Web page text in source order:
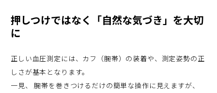
押しつけではなく「自然な気づき」を大切
に
正しい血圧測定には、カフ（腕帯）の装着や、測定姿勢の正
しさが基本となります。
一見、 腕帯を巻きつけるだけの簡単な操作に見えますが、